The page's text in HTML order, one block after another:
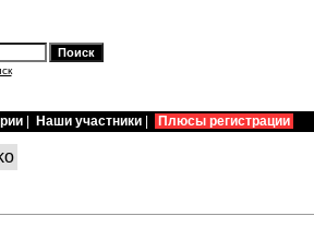
Наши участники Плюсы регистрации